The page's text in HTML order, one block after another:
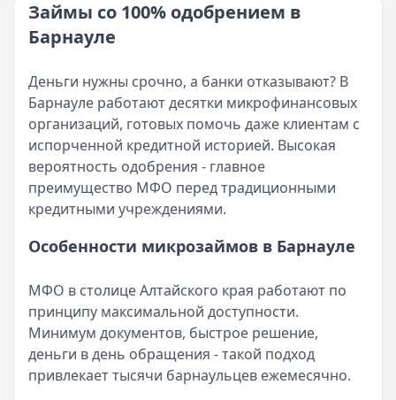
Категория:МФО и микрозаймы
Читать статью
Все статьи
Возврат переплаты в «Займере»: актуальная
Кратко:Разбираем, как вернуть переплату или
Категория: МФО
Читать новость
Срочный микрозайм 15 000 ₽ на карту: свежая
Кратко:Нужны 15 000 рублей на карту прямо сегодня?
Опубликовано:5 декабря 2025 г.
Категория:МФО
Читать новость
Кратко:В III квартале 2025 года владельцы iPhone
Категория: МФО
Читать новость
57 сервисов микрозаймов через Госуслуги: где
Кратко:Авторизация через Госуслуги ускоряет
Опубликовано:23 ноября 2025 г.
Займы со 100% одобрением в
Барнауле
Деньги нужны срочно, а банки отказывают? В
Барнауле работают десятки микрофинансовых
организаций, готовых помочь даже клиентам с
испорченной кредитной историей. Высокая
вероятность одобрения - главное
преимущество МФО перед традиционными
кредитными учреждениями.
Особенности микрозаймов в Барнауле
МФО в столице Алтайского края работают по
принципу максимальной доступности.
Минимум документов, быстрое решение,
деньги в день обращения - такой подход
привлекает тысячи барнаульцев ежемесячно.